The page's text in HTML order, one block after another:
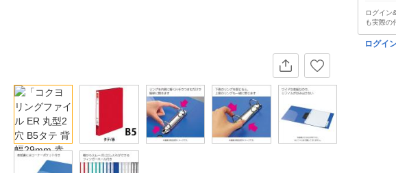
ログイン
も実際の
ログイ